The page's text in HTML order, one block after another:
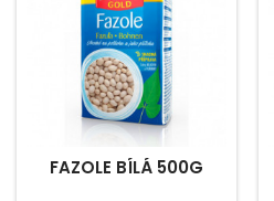
FAZOLE BÍLÁ 500G